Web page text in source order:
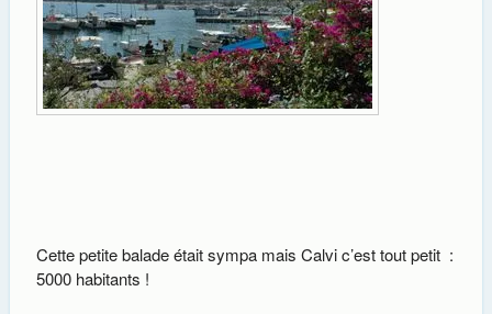
Cette petite balade était sympa mais Calvi c’est tout petit :
5000 habitants !